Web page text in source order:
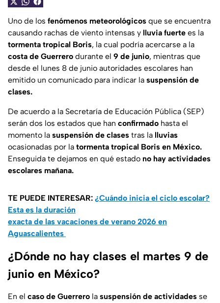
Uno de los fenómenos meteorológicos que se encuentra
causando rachas de viento intensas y lluvia fuerte es la
tormenta tropical Boris, la cual podría acercarse a la
costa de Guerrero durante el 9 de junio, mientras que
desde el lunes 8 de junio autoridades escolares han
emitido un comunicado para indicar la suspensión de
clases.
De acuerdo a la Secretaría de Educación Pública (SEP)
serán dos los estados que han confirmado hasta el
momento la suspensión de clases tras la lluvias
ocasionadas por la tormenta tropical Boris en México.
Enseguida te dejamos en qué estado no hay actividades
escolares mañana.
TE PUEDE INTERESAR: ¿Cuándo inicia el ciclo escolar?
Esta es la duración
exacta de las vacaciones de verano 2026 en
Aguascalientes
¿Dónde no hay clases el martes 9 de
junio en México?
En el caso de Guerrero la suspensión de actividades se